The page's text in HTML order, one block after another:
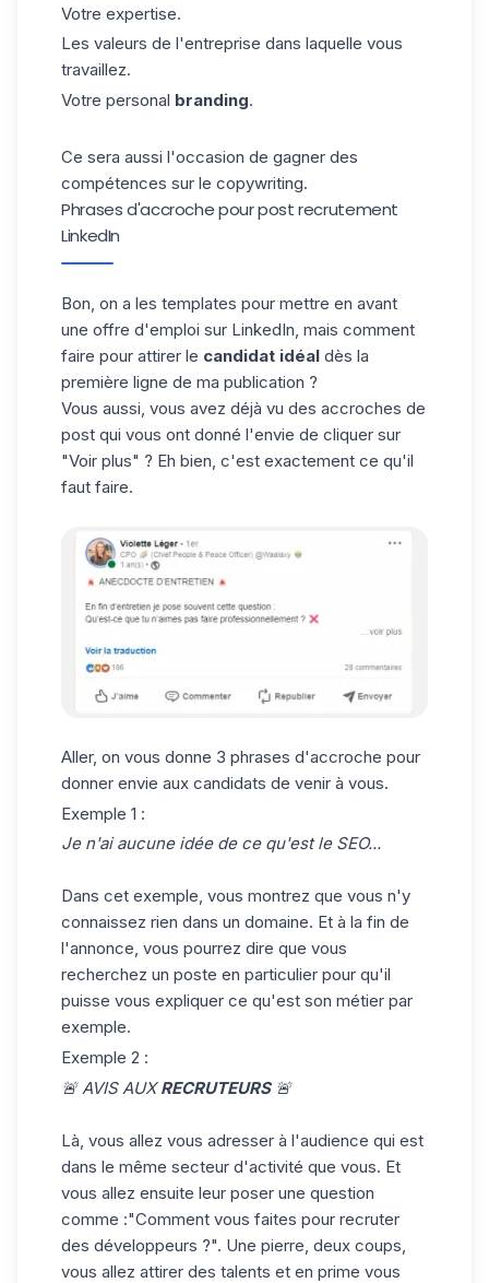
Votre expertise.
Les valeurs de l'entreprise dans laquelle vous
travaillez.
Votre personal branding.
Ce sera aussi l'occasion de gagner des
compétences sur le copywriting.
Phrases d'accroche pour post recrutement
LinkedIn
Bon, on a les templates pour mettre en avant
une offre d'emploi sur LinkedIn, mais comment
faire pour attirer le candidat idéal dès la
première ligne de ma publication ?
Vous aussi, vous avez déjà vu des accroches de
post qui vous ont donné l'envie de cliquer sur
"Voir plus" ? Eh bien, c'est exactement ce qu'il
faut faire.
Aller, on vous donne 3 phrases d'accroche pour
donner envie aux candidats de venir à vous.
Exemple 1 :
Je n'ai aucune idée de ce qu'est le SEO...
Dans cet exemple, vous montrez que vous n'y
connaissez rien dans un domaine. Et à la fin de
l'annonce, vous pourrez dire que vous
recherchez un poste en particulier pour qu'il
puisse vous expliquer ce qu'est son métier par
exemple.
Exemple 2 :
🚨 AVIS AUXRECRUTEURS🚨
Là, vous allez vous adresser à l'audience qui est
dans le même secteur d'activité que vous. Et
vous allez ensuite leur poser une question
comme :"Comment vous faites pour recruter
des développeurs ?". Une pierre, deux coups,
vous allez attirer des talents et en prime vous